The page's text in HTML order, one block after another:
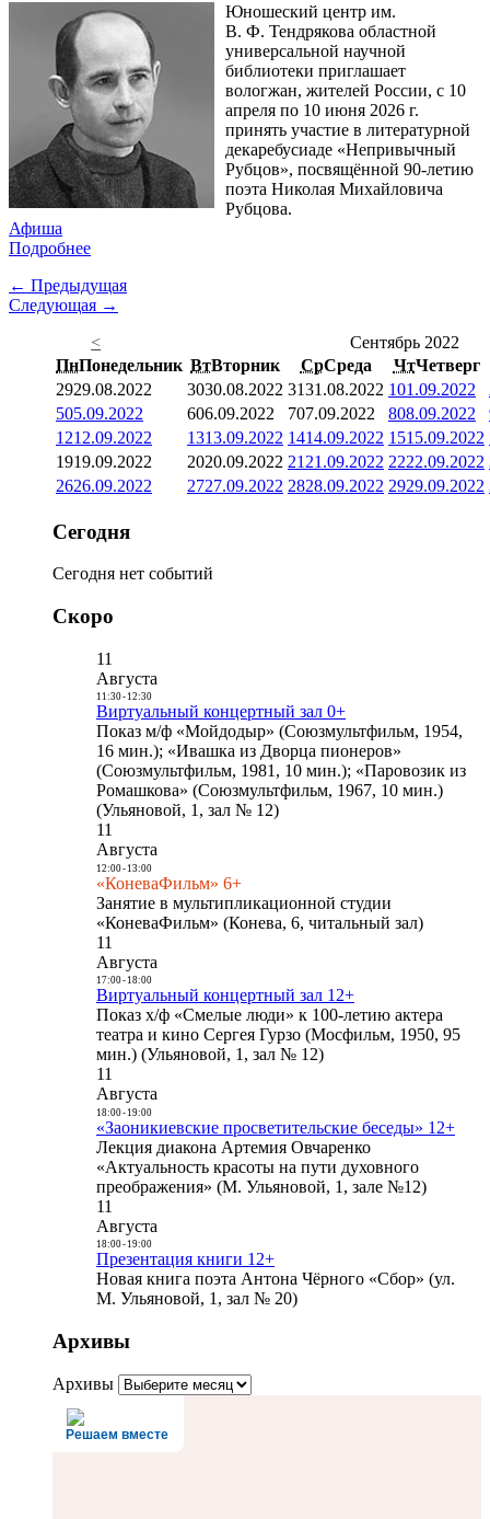
Юношеский центр им.
В. Ф. Тендрякова областной
универсальной научной
библиотеки приглашает
вологжан, жителей России, с 10
апреля по 10 июня 2026 г.
принять участие в литературной
декаребусиаде «Непривычный
Рубцов», посвящённой 90-летию
поэта Николая Михайловича
Рубцова.
Афиша
Подробнее
← Предыдущая
Следующая →
<
Сентябрь 2022
ПнПонедельник ВтВторник СрСреда ЧтЧетверг
2929.08.2022 3030.08.2022 3131.08.2022 101.09.2022
505.09.2022 606.09.2022 707.09.2022 808.09.2022
1212.09.2022 1313.09.2022 1414.09.2022 1515.09.2022
1919.09.2022 2020.09.2022 21 21.09.2022 2222.09.2022
2626.09.2022 2727.09.2022 2828.09.2022 2929.09.2022
Сегодня
Сегодня нет событий
Скоро
11
Августа
11:30- 12:30
Виртуальный концертный зал 0+
Показ м/ф «Мойдодыр» (Союзмультфильм, 1954,
16 мин.); «Ивашка из Дворца пионеров»
(Союзмультфильм, 1981, 10 мин.); «Паровозик из
Ромашкова» (Союзмультфильм, 1967, 10 мин.)
(Ульяновой, 1, зал № 12)
11
Августа
12:00- 13:00
«КоневаФильм» 6+
Занятие в мультипликационной студии
«КоневаФильм» (Конева, 6, читальный зал)
11
Августа
17:00- 18:00
Виртуальный концертный зал 12+
Показ х/ф «Смелые люди» к 100-летию актера
театра и кино Сергея Гурзо (Мосфильм, 1950, 95
мин.) (Ульяновой, 1, зал № 12)
11
Августа
18:00- 19:00
«Заоникиевские просветительские беседы» 12+
Лекция диакона Артемия Овчаренко
«Актуальность красоты на пути духовного
преображения» (М. Ульяновой, 1, зале №12)
11
Августа
18:00- 19:00
Презентация книги 12+
Новая книга поэта Антона Чёрного «Сбор» (ул.
М. Ульяновой, 1, зал № 20)
Архивы
Архивы
Решаем вместе